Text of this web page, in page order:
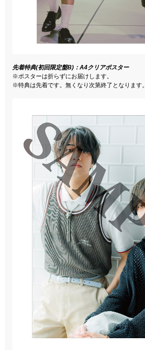
先着特典(初回限定盤B)：A4クリアポスター
※ポスターは折らずにお届けします。
※特典は先着です。無くなり次第終了となります。